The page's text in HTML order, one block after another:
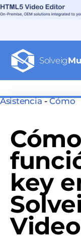
Solveig
Asistencia-Cómo
key